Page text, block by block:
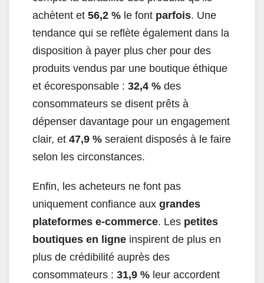
achètent et 56,2 % le font parfois. Une
tendance qui se reflète également dans la
disposition à payer plus cher pour des
produits vendus par une boutique éthique
et écoresponsable : 32,4 % des
consommateurs se disent prêts à
dépenser davantage pour un engagement
clair, et 47,9 % seraient disposés à le faire
selon les circonstances.
Enfin, les acheteurs ne font pas
uniquement confiance aux grandes
plateformes e-commerce. Les petites
boutiques en ligne inspirent de plus en
plus de crédibilité auprès des
consommateurs : 31,9 % leur accordent